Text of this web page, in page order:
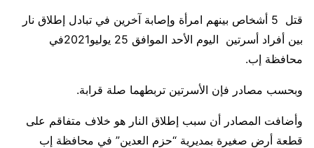
قتل 5 أشخاص بينهم امرأة وإصابة آخرين في تبادل إطلاق نار
بين أفراد أسرتين اليوم الأحد الموافق 25 يوليو2021في
محافظة إب.
وبحسب مصادر فإن الأسرتين تربطهما صلة قرابة.
وأضافت المصادر أن سبب إطلاق النار هو خلاف متفاقم على
قطعة أرض صغيرة بمديرية “حزم العدين” في محافظة إب